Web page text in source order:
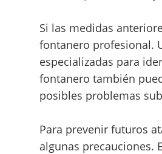
Si las medidas
fontanero profesional.
especializadas para
fontanero también
posibles problemas
Para prevenir futuros
algunas precauciones.